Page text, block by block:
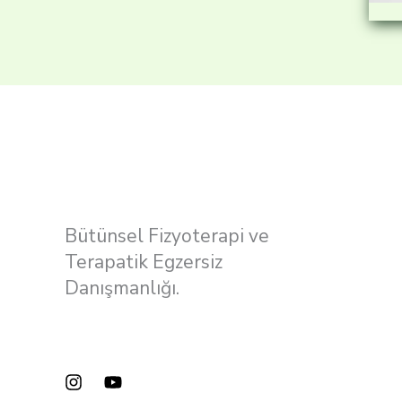
Bütünsel Fizyoterapi ve
Terapatik Egzersiz
Danışmanlığı.